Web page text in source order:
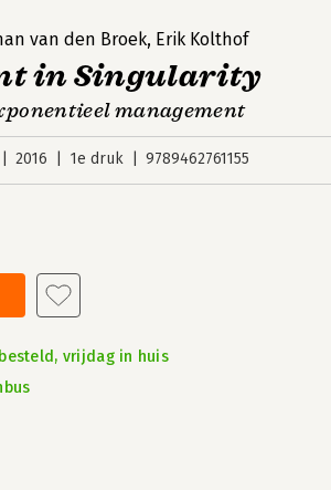
van den Broek, Erik Kolthof
in Singularity
management
2016 1e druk 9789462761155
vrijdag in huis